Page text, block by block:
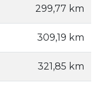
299,77 km
309,19 km
321,85 km